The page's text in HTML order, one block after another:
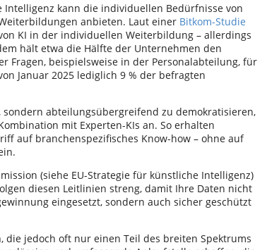
kann die individuellen Bedürfnisse von
anbieten. Laut einer Bitkom-Studie
KI in der individuellen Weiterbildung – allerdings
hält etwa die Hälfte der Unternehmen den
Fragen, beispielsweise in der Personalabteilung, für
Januar 2025 lediglich 9 % der befragten
abteilungsübergreifend zu demokratisieren,
mit Experten-KIs an. So erhalten
auf branchenspezifisches Know-how – ohne auf
(siehe EU-Strategie für künstliche Intelligenz)
diesen Leitlinien streng, damit Ihre Daten nicht
eingesetzt, sondern auch sicher geschützt
jedoch oft nur einen Teil des breiten Spektrums